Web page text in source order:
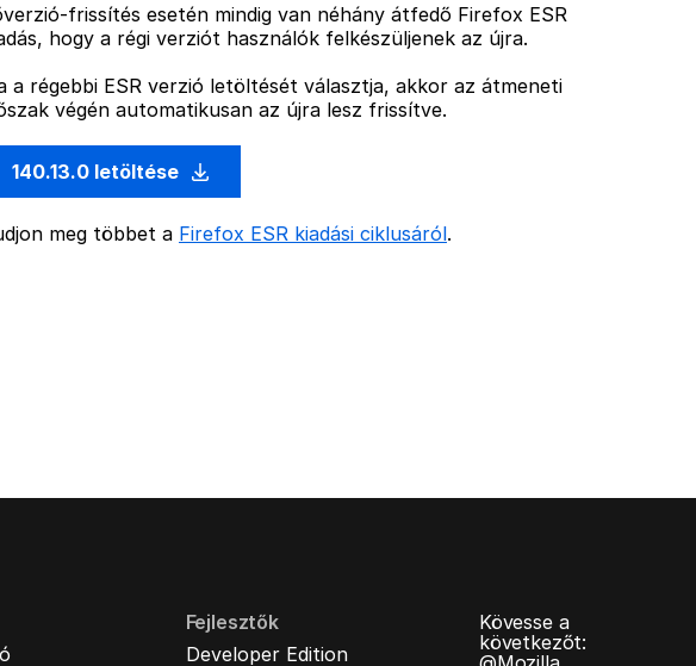
frissítés esetén mindig van néhány átfedő Firefox ESR
hogy a régi verziót használók felkészüljenek az újra.
a régebbi ESR verzió letöltését választja, akkor az átmeneti
végén automatikusan az újra lesz frissítve.
140.13.0 letöltése
meg többet a Firefox ESR kiadási ciklusáról.
Fejlesztők
Developer Edition
Kövesse a
következőt: